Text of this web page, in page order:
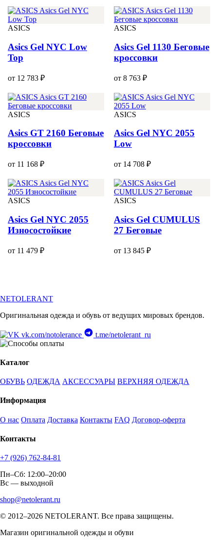
ASICS
Asics Gel NYC Low
Top
от 12 783 ₽
ASICS
Asics Gel 1130 Беговые
кроссовки
от 8 763 ₽
ASICS
Asics GT 2160 Беговые
кроссовки
от 11 168 ₽
ASICS
Asics Gel NYC 2055
Low
от 14 708 ₽
ASICS
Asics Gel NYC 2055
Износостойкие
от 11 479 ₽
ASICS
Asics Gel CUMULUS
27 Беговые
от 13 845 ₽
NETOLERANT
Оригинальная одежда и обувь от ведущих мировых брендов.
vk.com/notolerance t.me/netolerant_ru
Каталог
ОБУВЬ ОДЕЖДА АКСЕССУАРЫ ВЕРХНЯЯ ОДЕЖДА
Информация
О нас Оплата Доставка Контакты FAQ Договор-оферта
Контакты
+7 (926) 762-84-81
Пн–Сб: 12:00–20:00
Вс — выходной
shop@netolerant.ru
© 2012–2026 NETOLERANT. Все права защищены.
Магазин оригинальной одежды и обуви